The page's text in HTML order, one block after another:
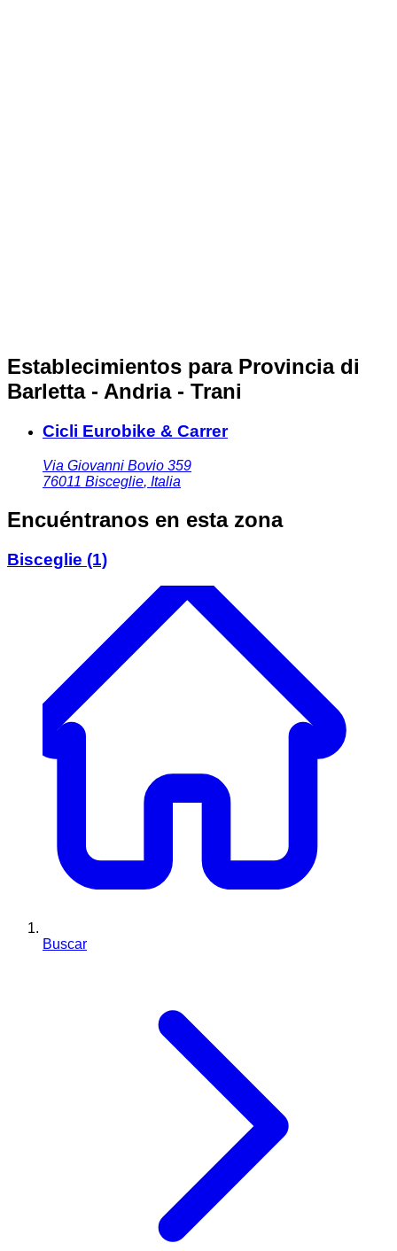
Establecimientos para Provincia di
Barletta - Andria - Trani
Cicli Eurobike & Carrer
Via Giovanni Bovio 359
76011 Bisceglie, Italia
Encuéntranos en esta zona
Bisceglie (1)
Buscar